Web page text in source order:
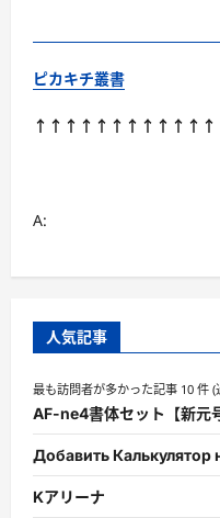
ピカキチ叢書
A:
人気記事
最も訪問者が多かった記事 10 件 (
AF-ne4書体セット【新元
Добавить Калькулятор
Kアリーナ